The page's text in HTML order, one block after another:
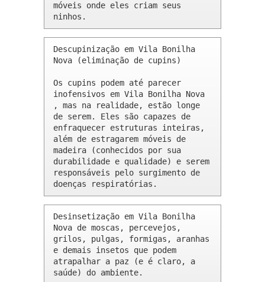
móveis onde eles criam seus
ninhos.
Descupinização em Vila Bonilha
Nova (eliminação de cupins)
Os cupins podem até parecer
inofensivos em Vila Bonilha Nova
, mas na realidade, estão longe
de serem. Eles são capazes de
enfraquecer estruturas inteiras,
além de estragarem móveis de
madeira (conhecidos por sua
durabilidade e qualidade) e serem
responsáveis pelo surgimento de
doenças respiratórias.
Desinsetização em Vila Bonilha
Nova de moscas, percevejos,
grilos, pulgas, formigas, aranhas
e demais insetos que podem
atrapalhar a paz (e é claro, a
saúde) do ambiente.